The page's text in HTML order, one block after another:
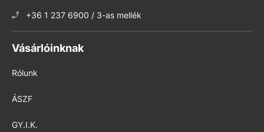
+36 1 237 6900 / 3-as mellék
Vásárlóinknak
Rólunk
ÁSZF
GY.I.K.